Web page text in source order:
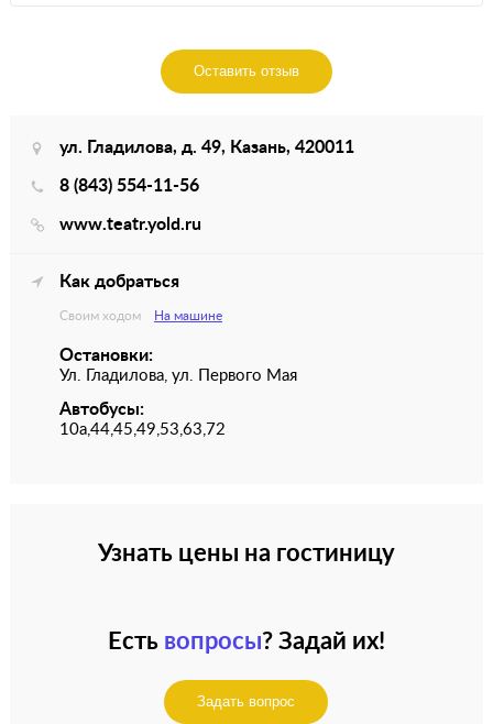
Оставить отзыв
ул. Гладилова, д. 49, Казань, 420011
8 (843) 554-11-56
www.teatr.yold.ru
Как добраться
Своим ходом На машине
Остановки:
Ул. Гладилова, ул. Первого Мая
Автобусы:
10а,44,45,49,53,63,72
Узнать цены на гостиницу
Есть вопросы? Задай их!
Задать вопрос